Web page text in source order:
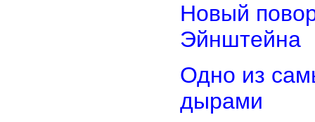
Новый
Эйнштейна
Одно из
дырами